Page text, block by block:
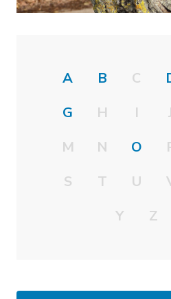
A B C
G
H I J
M
N O
S
T U
Y
Z